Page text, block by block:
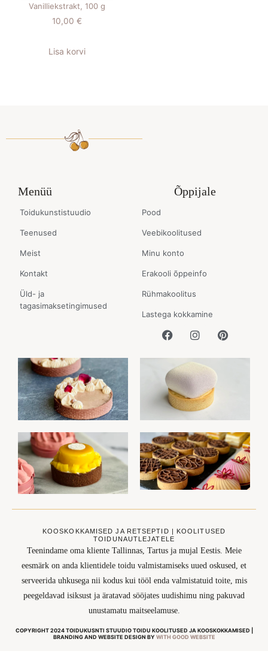
Vanilliekstrakt, 100 g
10,00 €
Lisa korvi
Menüü
Toidukunstistuudio
Teenused
Meist
Kontakt
Üld- ja
tagasimaksetingimused
Õppijale
Pood
Veebikoolitused
Minu konto
Erakooli õppeinfo
Rühmakoolitus
Lastega kokkamine
KOOSKOKKAMISED JA RETSEPTID | KOOLITUSED
TOIDUNAUTLEJATELE
Teenindame oma kliente Tallinnas, Tartus ja mujal Eestis. Meie
eesmärk on anda klientidele toidu valmistamiseks uued oskused, et
serveerida uhkusega nii kodus kui tööl enda valmistatuid toite, mis
peegeldavad isiksust ja äratavad sööjates uudishimu ning pakuvad
unustamatu maitseelamuse.
COPYRIGHT 2024 TOIDUKUSNTI STUUDIO TOIDU KOOLITUSED JA KOOSKOKKAMISED |
BRANDING AND WEBSITE DESIGN BY WITH GOOD WEBSITE